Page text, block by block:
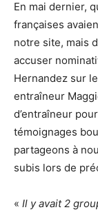
En mai dernier,
françaises
notre site, mais
accuser
Hernandez sur
entraîneur
d’entraîneur
témoignages
partageons à
subis lors de
« Il y avait 2